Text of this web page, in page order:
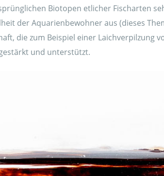
Biotopen etlicher Fischarten
der Aquarienbewohner aus (dieses
die zum Beispiel einer Laichverpilzung
und unterstützt.